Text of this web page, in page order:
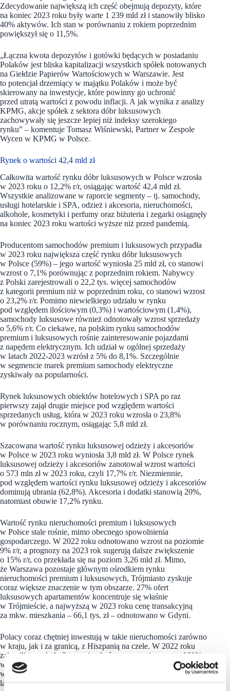
Zdecydowanie największą ich część obejmują depozyty, które
na koniec 2023 roku były warte 1 239 mld zł i stanowiły blisko
40% aktywów. Ich stan w porównaniu z rokiem poprzednim
powiększył się o 11,5%.
„Łączna kwota depozytów i gotówki będących w posiadaniu
Polaków jest bliska kapitalizacji wszystkich spółek notowanych
na Giełdzie Papierów Wartościowych w Warszawie. Jest
to potencjał drzemiący w majątku Polaków i może być
skierowany na inwestycje, które powinny go uchronić
przed utratą wartości z powodu inflacji. A jak wynika z analizy
KPMG, akcje spółek z sektora dóbr luksusowych
zachowywały się jeszcze lepiej niż indeksy szerokiego
rynku” – komentuje Tomasz Wiśniewski, Partner w Zespole
Wycen w KPMG w Polsce.
Rynek o wartości 42,4 mld zł
Całkowita wartość rynku dóbr luksusowych w Polsce wzrosła
w 2023 roku o 12,2% r/r, osiągając wartość 42,4 mld zł.
Wszystkie analizowane w raporcie segmenty – tj. samochody,
usługi hotelarskie i SPA, odzież i akcesoria, nieruchomości,
alkohole, kosmetyki i perfumy oraz biżuteria i zegarki osiągnęły
na koniec 2023 roku wartości wyższe niż przed pandemią.
Producentom samochodów premium i luksusowych przypadła
w 2023 roku największa część rynku dóbr luksusowych
w Polsce (59%) – jego wartość wyniosła 25 mld zł, co stanowi
wzrost o 7,1% porównując z poprzednim rokiem. Nabywcy
z Polski zarejestrowali o 22,2 tys. więcej samochodów
z kategorii premium niż w poprzednim roku, co stanowi wzrost
o 23,2% r/r. Pomimo niewielkiego udziału w rynku
pod względem ilościowym (0,3%) i wartościowym (1,4%),
samochody luksusowe również odnotowały wzrost sprzedaży
o 5,6% r/r. Co ciekawe, na polskim rynku samochodów
premium i luksusowych rośnie zainteresowanie pojazdami
z napędem elektrycznym. Ich udział w ogólnej sprzedaży
w latach 2022-2023 wzrósł z 5% do 8,1%. Szczególnie
w segmencie marek premium samochody elektryczne
zyskiwały na popularności.
Rynek luksusowych obiektów hotelowych i SPA po raz
pierwszy zajął drugie miejsce pod względem wartości
sprzedanych usług, która w 2023 roku wzrosła o 23,8%
w porównaniu rocznym, osiągając 5,8 mld zł.
Szacowana wartość rynku luksusowej odzieży i akcesoriów
w Polsce w 2023 roku wyniosła 3,8 mld zł. W Polsce rynek
luksusowej odzieży i akcesoriów zanotował wzrost wartości
o 573 mln zł w 2023 roku, czyli 17,7% r/r. Niezmiennie,
pod względem wartości rynku luksusowej odzieży i akcesoriów
dominują ubrania (62,8%). Akcesoria i dodatki stanowią 20%,
natomiast obuwie 17,2% rynku.
Wartość rynku nieruchomości premium i luksusowych
w Polsce stale rośnie, mimo obecnego spowolnienia
gospodarczego. W 2022 roku odnotowano wzrost na poziomie
9% r/r, a prognozy na 2023 rok sugerują dalsze zwiększenie
o 15% r/r, co przekłada się na poziom 3,26 mld zł. Mimo,
że Warszawa pozostaje głównym ośrodkiem rynku
nieruchomości premium i luksusowych, Trójmiasto zyskuje
coraz większe znaczenie w tym obszarze. 27% ofert
luksusowych apartamentów koncentruje się właśnie
w Trójmieście, a najwyższą w 2023 roku cenę transakcyjną
za mkw. mieszkania – 66,1 tys. zł – odnotowano w Gdyni.
Polacy coraz chętniej inwestują w takie nieruchomości zarówno
w kraju, jak i za granicą, z Hiszpanią na czele. W 2022 roku
zakupili tam około 3 tys. mieszkań, co stanowi wzrost o 161%
w skali roku. Największym zainteresowaniem cieszą się
wybrzeże Costa del Sol i Wyspy Kanaryjskie. W ostatnich
latach na popularności zyskuje również Portugalia.